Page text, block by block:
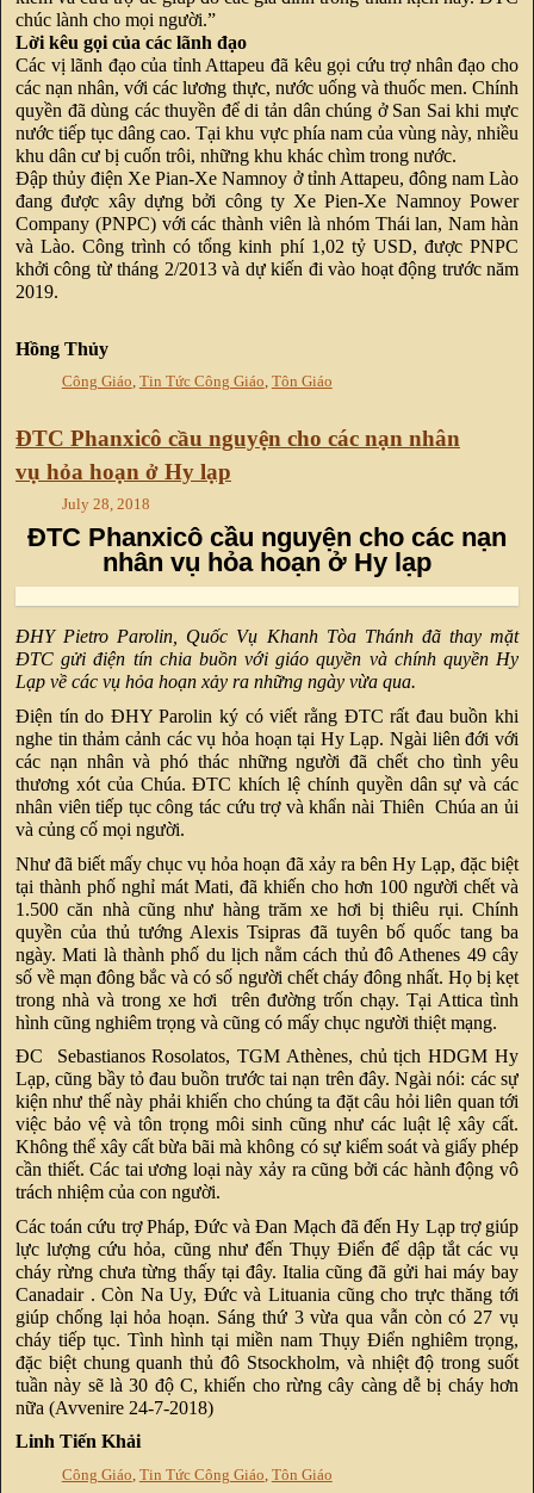
chúc lành cho mọi người.”
Lời kêu gọi của các lãnh đạo
Các vị lãnh đạo của tỉnh Attapeu đã kêu gọi cứu trợ nhân đạo cho
các nạn nhân, với các lương thực, nước uống và thuốc men. Chính
quyền đã dùng các thuyền để di tản dân chúng ở San Sai khi mực
nước tiếp tục dâng cao. Tại khu vực phía nam của vùng này, nhiều
khu dân cư bị cuốn trôi, những khu khác chìm trong nước.
Đập thủy điện Xe Pian-Xe Namnoy ở tỉnh Attapeu, đông nam Lào
đang được xây dựng bởi công ty Xe Pien-Xe Namnoy Power
Company (PNPC) với các thành viên là nhóm Thái lan, Nam hàn
và Lào. Công trình có tổng kinh phí 1,02 tỷ USD, được PNPC
khởi công từ tháng 2/2013 và dự kiến đi vào hoạt động trước năm
2019.
Hồng Thủy
Công Giáo, Tin Tức Công Giáo, Tôn Giáo
ĐTC Phanxicô cầu nguyện cho các nạn nhân
vụ hỏa hoạn ở Hy lạp
July 28, 2018
ĐTC Phanxicô cầu nguyện cho các nạn
nhân vụ hỏa hoạn ở Hy lạp
ĐHY Pietro Parolin, Quốc Vụ Khanh Tòa Thánh đã thay mặt
ĐTC gửi điện tín chia buồn với giáo quyền và chính quyền Hy
Lạp về các vụ hỏa hoạn xảy ra những ngày vừa qua.
Điện tín do ĐHY Parolin ký có viết rằng ĐTC rất đau buồn khi
nghe tin thảm cảnh các vụ hỏa hoạn tại Hy Lạp. Ngài liên đới với
các nạn nhân và phó thác những người đã chết cho tình yêu
thương xót của Chúa. ĐTC khích lệ chính quyền dân sự và các
nhân viên tiếp tục công tác cứu trợ và khẩn nài Thiên Chúa an ủi
và củng cố mọi người.
Như đã biết mấy chục vụ hỏa hoạn đã xảy ra bên Hy Lạp, đặc biệt
tại thành phố nghỉ mát Mati, đã khiến cho hơn 100 người chết và
1.500 căn nhà cũng như hàng trăm xe hơi bị thiêu rụi. Chính
quyền của thủ tướng Alexis Tsipras đã tuyên bố quốc tang ba
ngày. Mati là thành phố du lịch nằm cách thủ đô Athenes 49 cây
số về mạn đông bắc và có số người chết cháy đông nhất. Họ bị kẹt
trong nhà và trong xe hơi trên đường trốn chạy. Tại Attica tình
hình cũng nghiêm trọng và cũng có mấy chục người thiệt mạng.
ĐC Sebastianos Rosolatos, TGM Athènes, chủ tịch HDGM Hy
Lạp, cũng bầy tỏ đau buồn trước tai nạn trên đây. Ngài nói: các sự
kiện như thế này phải khiến cho chúng ta đặt câu hỏi liên quan tới
việc bảo vệ và tôn trọng môi sinh cũng như các luật lệ xây cất.
Không thể xây cất bừa bãi mà không có sự kiểm soát và giấy phép
cần thiết. Các tai ương loại này xảy ra cũng bởi các hành động vô
trách nhiệm của con người.
Các toán cứu trợ Pháp, Đức và Đan Mạch đã đến Hy Lạp trợ giúp
lực lượng cứu hỏa, cũng như đến Thụy Điển để dập tắt các vụ
cháy rừng chưa từng thấy tại đây. Italia cũng đã gửi hai máy bay
Canadair . Còn Na Uy, Đức và Lituania cũng cho trực thăng tới
giúp chống lại hỏa hoạn. Sáng thứ 3 vừa qua vẫn còn có 27 vụ
cháy tiếp tục. Tình hình tại miền nam Thụy Điển nghiêm trọng,
đặc biệt chung quanh thủ đô Stsockholm, và nhiệt độ trong suốt
tuần này sẽ là 30 độ C, khiến cho rừng cây càng dễ bị cháy hơn
nữa (Avvenire 24-7-2018)
Linh Tiến Khải
Công Giáo, Tin Tức Công Giáo, Tôn Giáo